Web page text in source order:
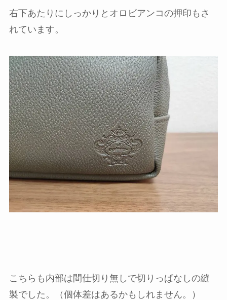
右下あたりにしっかりとオロビアンコの押印もさ
れています。
こちらも内部は間仕切り無しで切りっぱなしの縫
製でした。（個体差はあるかもしれません。）